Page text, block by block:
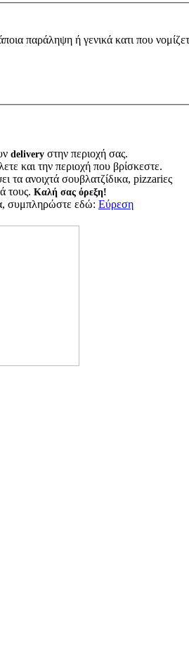
παράληψη ή γενικά κατι που
delivery στην περιοχή σας.
και την περιοχή που βρίσκεστε.
τα ανοιχτά σουβλατζίδικα, pizzariες
τους. Καλή σας όρεξη!
συμπληρώστε εδώ: Εύρεση